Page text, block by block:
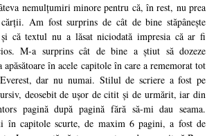
nemulțumiri minore pentru că, în rest, nu prea
Am fost surprins de cât de bine stăpânește
că textul nu a lăsat niciodată impresia că ar fi
M-a surprins cât de bine a știut să dozeze
apăsătoare în acele capitole în care a rememorat tot
dar nu numai. Stilul de scriere a fost pe
deosebit de ușor de citit și de urmărit, iar din
pagină după pagină fără să-mi dau seama.
în capitole scurte, de maxim 6 pagini, a fost de